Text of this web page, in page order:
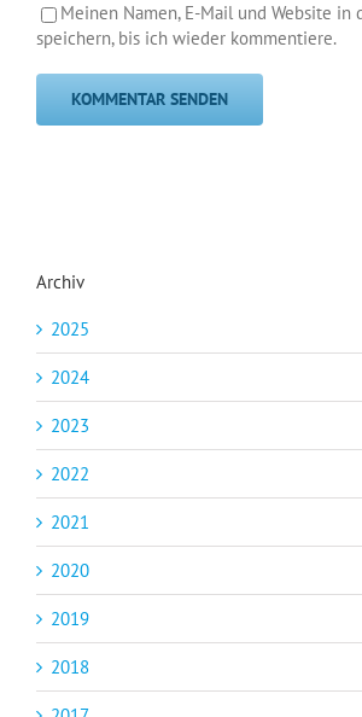
Meinen Namen, E-Mail und Website in
speichern, bis ich wieder kommentiere.
Archiv
2025
2024
2023
2022
2021
2020
2019
2018